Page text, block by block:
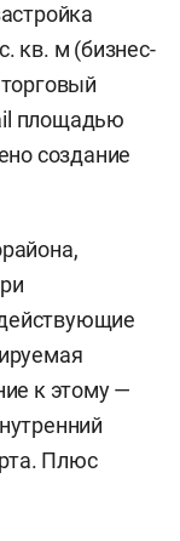
кв. м (бизнес-
площадью
создание
к этому —
Плюс